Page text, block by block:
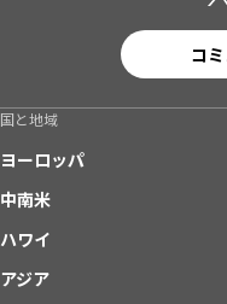
コ
国と地域
ヨーロッパ
中南米
ハワイ
アジア